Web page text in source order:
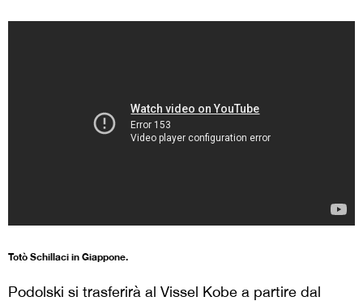
Totò Schillaci in Giappone.
Podolski si trasferirà al Vissel Kobe a partire dal